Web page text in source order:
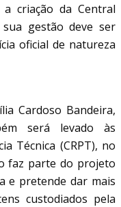
a criação da Central
gestão deve ser
oficial de natureza
Cardoso Bandeira,
será levado às
Técnica (CRPT), no
faz parte do projeto
e pretende dar mais
custodiados pela